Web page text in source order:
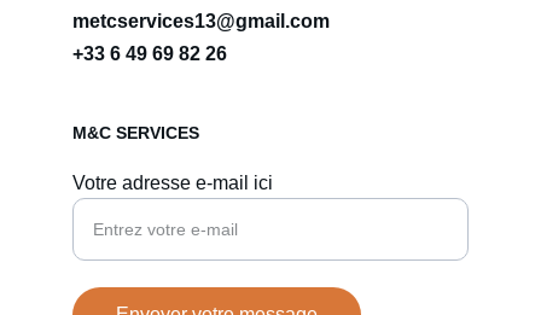
M&C SERVICES
metcservices13@gmail.com
+33 6 49 69 82 26
Votre adresse e-mail ici